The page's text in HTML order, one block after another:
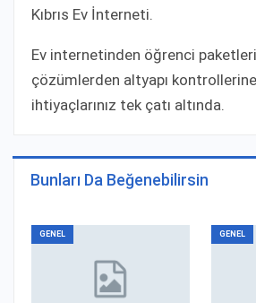
Kıbrıs Ev İnterneti.
Ev internetinden öğrenci
çözümlerden altyapı
ihtiyaçlarınız tek çatı altında.
Bunları Da Beğenebilirsin
GENEL GENEL